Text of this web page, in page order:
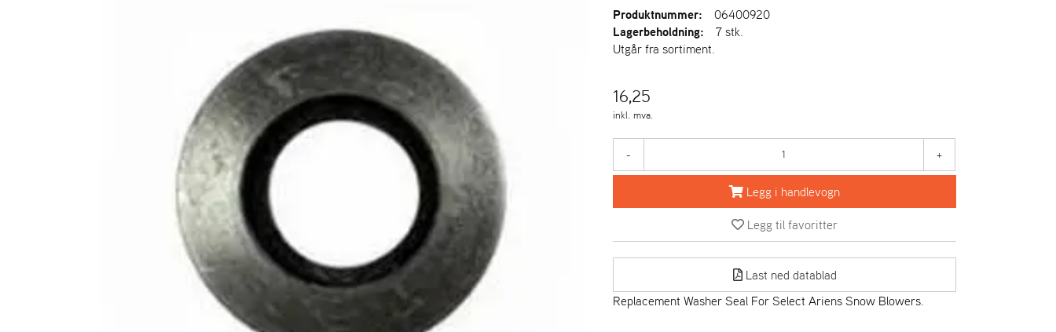
Produktnummer:
06400920
Lagerbeholdning:
7 stk.
Utgår fra sortiment.
16,25
inkl. mva.
- +
Legg i handlevogn
Legg til favoritter
Last ned datablad
Replacement Washer Seal For Select Ariens Snow Blowers.